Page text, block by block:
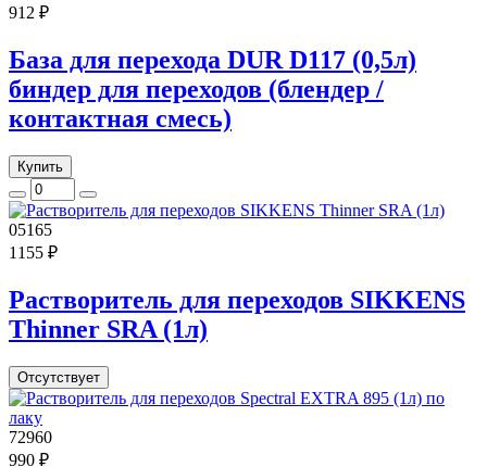
912 ₽
База для перехода DUR D117 (0,5л)
биндер для переходов (блендер /
контактная смесь)
Купить
05165
1155 ₽
Растворитель для переходов SIKKENS
Thinner SRA (1л)
Отсутствует
72960
990 ₽